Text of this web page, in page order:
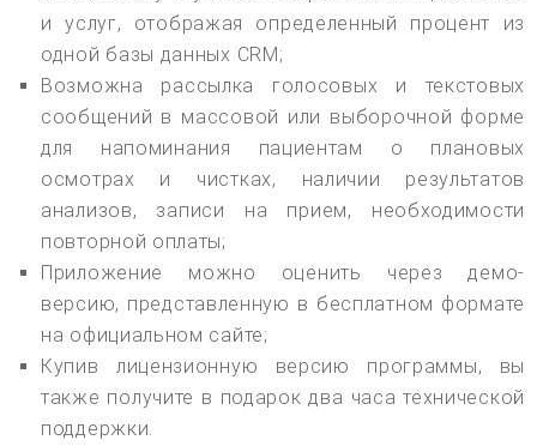
и услуг, отображая определенный процент из
одной базы данных CRM;
Возможна рассылка голосовых и текстовых
сообщений в массовой или выборочной форме
для напоминания пациентам о плановых
осмотрах и чистках, наличии результатов
анализов, записи на прием, необходимости
повторной оплаты;
Приложение можно оценить через демо-
версию, представленную в бесплатном формате
на официальном сайте;
Купив лицензионную версию программы, вы
также получите в подарок два часа технической
поддержки.